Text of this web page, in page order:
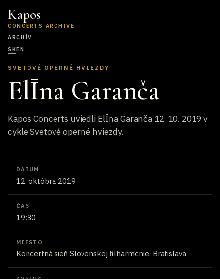
Kapos
CONCERTS ARCHIVE
ARCHÍV
SKEN
SVETOVÉ OPERNÉ HVIEZDY
ElĪna Garanča
Kapos Concerts uviedli ElĪna Garanča 12. 10. 2019 v
cykle Svetové operné hviezdy.
DÁTUM
12. októbra 2019
ČAS
19:30
MIESTO
Koncertná sieň Slovenskej filharmónie, Bratislava